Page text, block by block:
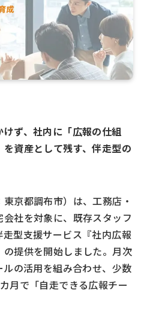
ず、社内に「広報の仕組
資産として残す、伴走型の
京都調布市）は、工務店・
社を対象に、既存スタッフ
型支援サービス『社内広報
提供を開始しました。月次
の活用を組み合わせ、少数
月で「自走できる広報チー